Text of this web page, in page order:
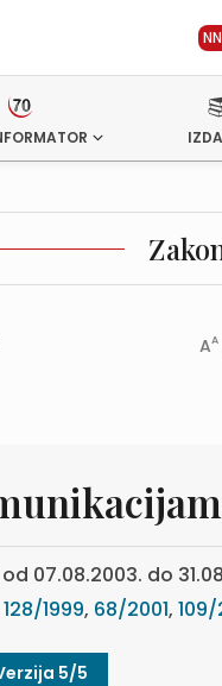
AA
07.08.2003. do
128/1999, 68/2001, 109/
5/5